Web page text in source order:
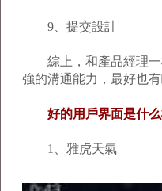
9、提交設計
綜上，和產品經理一
強的溝通能力，最好也
好的用戶界面是什么
1、雅虎天氣